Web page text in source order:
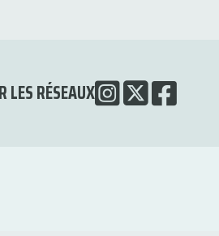
LES RÉSEAUX